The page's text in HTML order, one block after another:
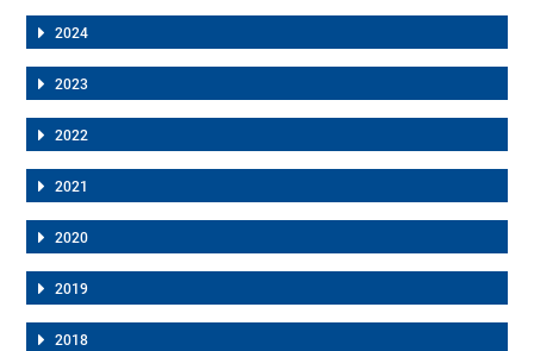
2024
2023
2022
2021
2020
2019
2018